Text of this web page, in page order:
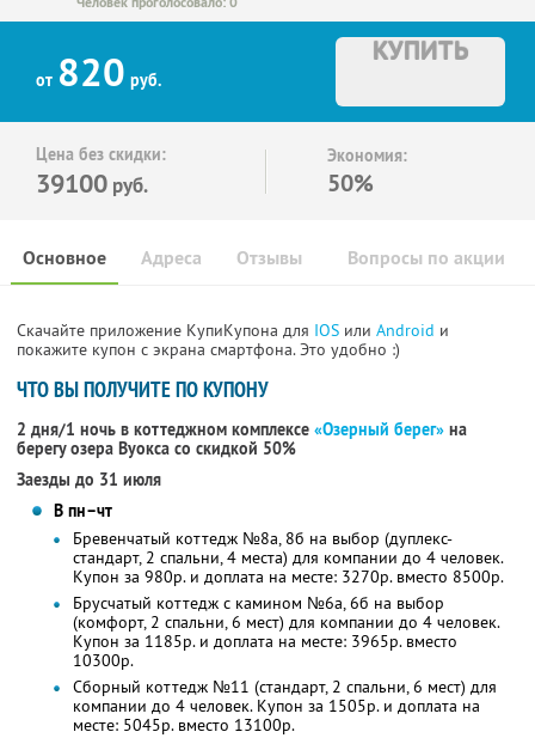
от 820 руб.
КУПИТЬ
Цена без скидки:
39100 руб.
Экономия:
50%
Основное Отзывы Вопросы по акции
Адреса
Скачайте приложение КупиКупона для IOS или Android и
покажите купон с экрана смартфона. Это удобно :)
ЧТО ВЫ ПОЛУЧИТЕ ПО КУПОНУ
2 дня/1 ночь в коттеджном комплексе «Озерный берег» на
берегу озера Вуокса со скидкой 50%
Заезды до 31 июля
В пн–чт
Бревенчатый коттедж №8а, 8б на выбор (дуплекс-
стандарт, 2 спальни, 4 места) для компании до 4 человек.
Купон за 980р. и доплата на месте: 3270р. вместо 8500р.
Брусчатый коттедж с камином №6а, 6б на выбор
(комфорт, 2 спальни, 6 мест) для компании до 4 человек.
Купон за 1185р. и доплата на месте: 3965р. вместо
10300р.
Сборный коттедж №11 (стандарт, 2 спальни, 6 мест) для
компании до 4 человек. Купон за 1505р. и доплата на
месте: 5045р. вместо 13100р.